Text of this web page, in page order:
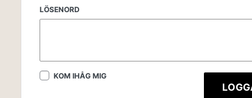
LÖSENORD
KOM IHÅG MIG